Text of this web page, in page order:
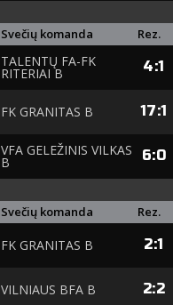
Svečių komanda Rez.
TALENTŲ FA-FK
RITERIAI B 4:1
FK GRANITAS B 17:1
VFA GELEŽINIS VILKAS
B 6:0
Svečių komanda Rez.
FK GRANITAS B 2:1
VILNIAUS BFA B 2:2